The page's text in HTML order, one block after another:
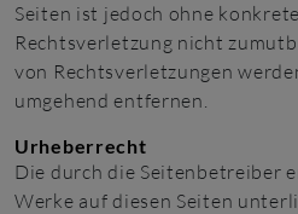
Seiten ist jedoch ohne
Rechtsverletzung nicht
von Rechtsverletzungen
umgehend entfernen.
Urheberrecht
Die durch die Seitenbetreiber
Werke auf diesen Seiten